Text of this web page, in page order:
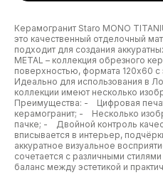
Керамогранит Staro MONO
это качественный отделочный
подходит для создания
METAL – коллекция обрезного
поверхностью, формата 120х60 с
Идеально для использования в
коллекции имеют несколько
Преимущества: - Цифровая
керамогранит; - Несколько
пачке; - Двойной контроль
вписывается в интерьер,
аккуратное визуальное
сочетается с различными
баланс между эстетикой и